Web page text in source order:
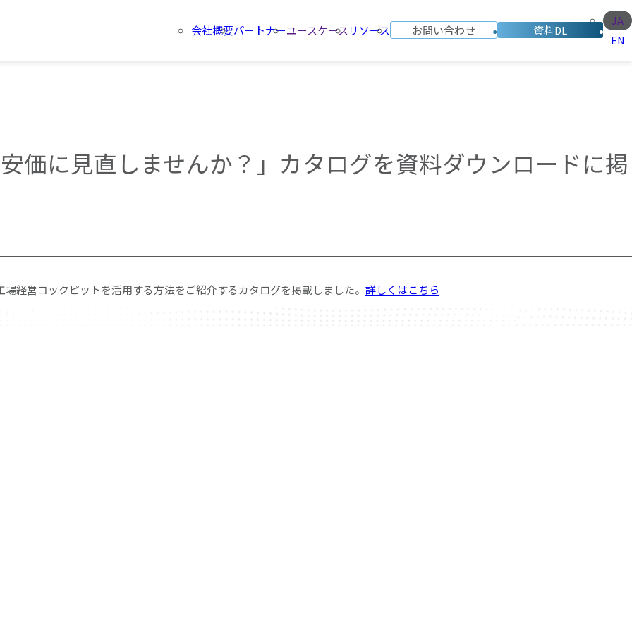
会社概要パートナーユースケースリソース お問い合わせ 資料DL
JA
EN
価に見直しませんか？」カタログを資料ダウンロードに掲
経営コックピットを活用する方法をご紹介するカタログを掲載しました。 詳しくはこちら